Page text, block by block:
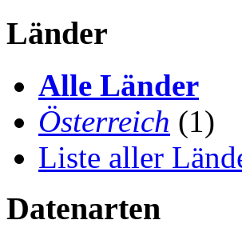
Länder
Alle Länder
Österreich (1)
Liste aller
Datenarten